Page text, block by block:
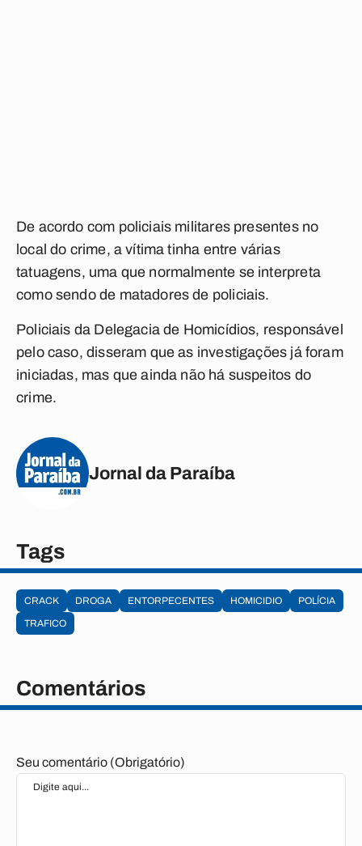
De acordo com policiais militares presentes no
local do crime, a vítima tinha entre várias
tatuagens, uma que normalmente se interpreta
como sendo de matadores de policiais.
Policiais da Delegacia de Homicídios, responsável
pelo caso, disseram que as investigações já foram
iniciadas, mas que ainda não há suspeitos do
crime.
Jornal da Paraíba
Tags
CRACK DROGA ENTORPECENTES HOMICIDIO
POLÍCIA
TRAFICO
Comentários
Seu comentário (Obrigatório)